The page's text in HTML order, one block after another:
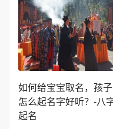
如何给宝宝取名，孩子
怎么起名字好听？-八
起名